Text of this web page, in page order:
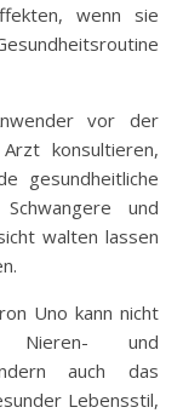
wenn sie
vor der
konsultieren,
gesundheitliche
und
walten lassen
Uno kann nicht
und
auch das
Lebensstil,